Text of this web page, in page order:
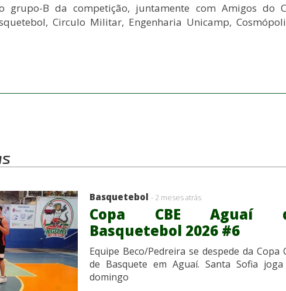
grupo-B da competição, juntamente com Amigos do
Circulo Militar, Engenharia Unicamp,
Basquetebol - 2 meses atrás
Copa CBE Aguaí
Basquetebol 2026 #6
Equipe Beco/Pedreira se despede da Copa
de Basquete em Aguaí. Santa Sofia
domingo